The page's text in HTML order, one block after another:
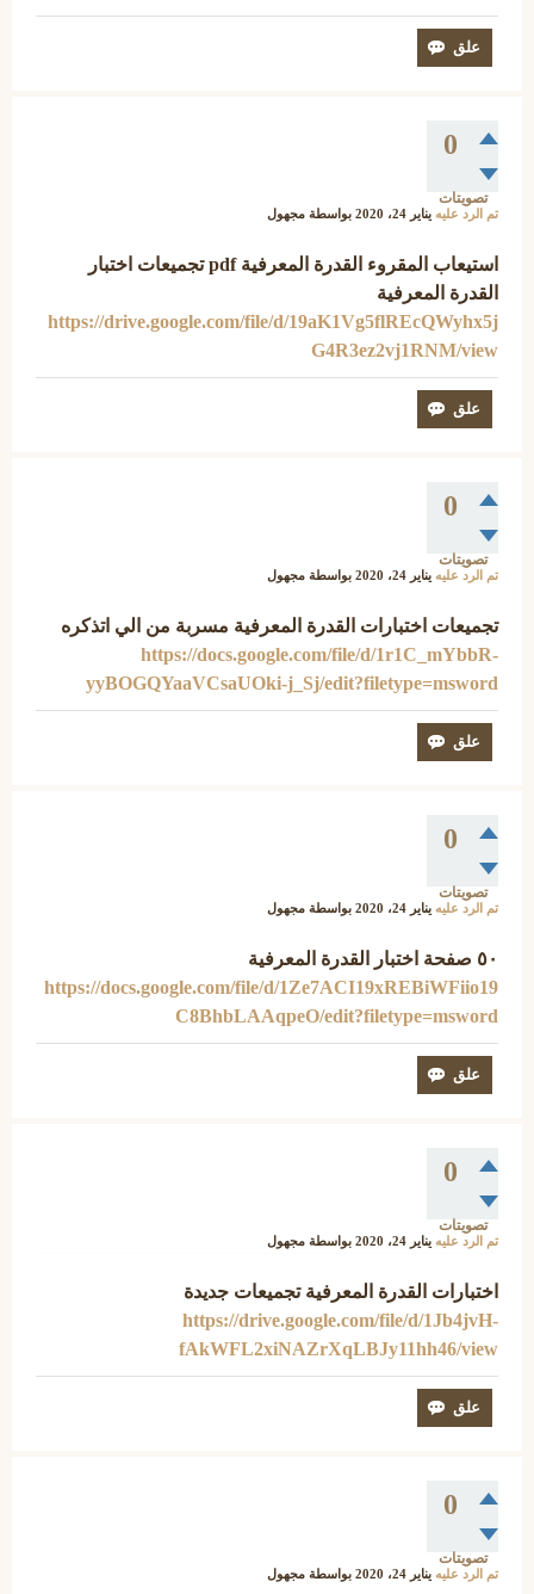
0
تصويتات
تم الرد عليه يناير 24، 2020 بواسطة مجهول
استيعاب المقروء القدرة المعرفية pdf تجميعات اختبار
القدرة المعرفية
https://drive.google.com/file/d/19aK1Vg5flREcQWyhx5j
G4R3ez2vj1RNM/view
0
تصويتات
تم الرد عليه يناير 24، 2020 بواسطة مجهول
تجميعات اختبارات القدرة المعرفية مسربة من الي اتذكره
https://docs.google.com/file/d/1r1C_mYbbR-
yyBOGQYaaVCsaUOki-j_Sj/edit?filetype=msword
0
تصويتات
تم الرد عليه يناير 24، 2020 بواسطة مجهول
٥٠ صفحة اختبار القدرة المعرفية
https://docs.google.com/file/d/1Ze7ACI19xREBiWFiio19
C8BhbLAAqpeO/edit?filetype=msword
0
تصويتات
تم الرد عليه يناير 24، 2020 بواسطة مجهول
اختبارات القدرة المعرفية تجميعات جديدة
https://drive.google.com/file/d/1Jb4jvH-
fAkWFL2xiNAZrXqLBJy11hh46/view
0
تصويتات
تم الرد عليه يناير 24، 2020 بواسطة مجهول